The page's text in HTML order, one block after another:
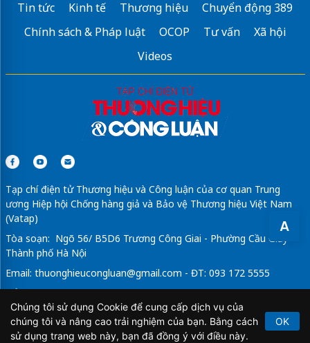
A
Tin tức Kinh tế Thương hiệu
Chuyển động 389
Chính sách & Pháp luật
OCOP Tư vấn
Xã hội
Videos
Tạp chí điện tử Thương hiệu và Công luận của cơ quan Trung
ương Hiệp hội Chống hàng giả và Bảo vệ Thương hiệu Việt Nam
(Vatap)
Tòa soạn: Ngõ 56/ B5D6 Trương Công Giai - Phường Cầu Giấy -
Thành phố Hà Nội
Email: thuonghieucongluan@gmail.com - ĐT: 093 172 5555
Tổng Biên Tập: Vũ Đức Thuận
Giấy phép hoạt động báo chí điện tử số 64/GP-BTTTT do Bộ
Thông tin và Truyền thông cấp ngày 21/2/2020.
Chúng tôi sử dụng Cookie để cung cấp dịch vụ của
chúng tôi và nâng cao trải nghiệm của bạn. Bằng cách
sử dụng trang web này, bạn đã đồng ý với điều này.
OK